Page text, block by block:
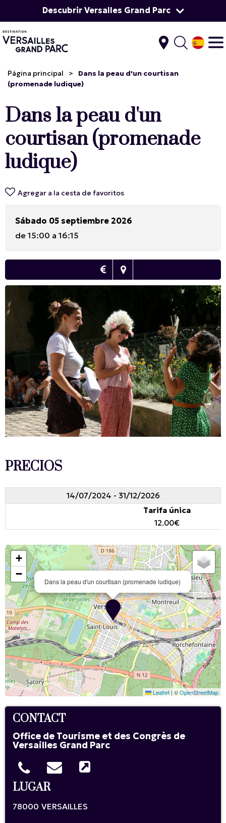
Descubrir Versalles Grand Parc
Página principal >
Dans la peau d'un courtisan
(promenade ludique)
Dans la peau d'un
courtisan (promenade
ludique)
Agregar a la cesta de favoritos
Sábado 05 septiembre 2026
de 15:00 a 16:15
PRECIOS
14/07/2024 - 31/12/2026
Tarifa única
12.00€
Dans la peau d'un courtisan (promenade ludique)
+
−
Leaflet |©OpenStreetMap
CONTACT
Office de Tourisme et des Congrès de
Versailles Grand Parc
LUGAR
78000 VERSAILLES